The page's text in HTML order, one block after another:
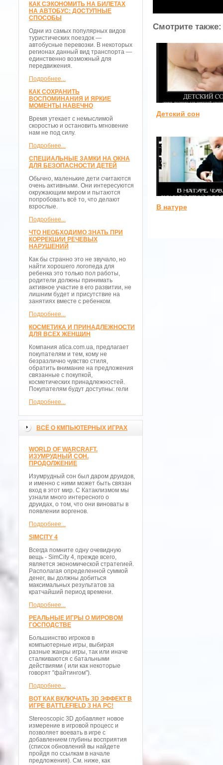
КАК СЭКОНОМИТЬ НА БИЛЕТАХ
НА АВТОБУС: ДОСТУПНЫЕ
СПОСОБЫ
Одни из самых популярных видов
туристических поездок —
автобусные перевозки. В некоторых
регионах данный вид транспорта —
единственно возможный для
передвижения.
Подробнее...
КАК СОХРАНИТЬ
ВОСПОМИНАНИЯ И ЯРКИЕ
МОМЕНТЫ НАВЕЧНО
Время утекает с немыслимой
скоростью и остановить мгновение
нам не под силу.
Подробнее...
СПЕЦИАЛЬНЫЕ ЗАМКИ НА ОКНА
ДЛЯ БЕЗОПАСНОСТИ ДЕТЕЙ
Обычно, маленькие дети считаются
очень активными. Они интересуются
окружающим миром и пытаются
попробовать всё то, что делают
взрослые.
Подробнее...
ЧТО НЕОБХОДИМО ЗНАТЬ ПРИ
КОРРЕКЦИИ РЕЧЕВЫХ
НАРУШЕНИЙ
Как бы странно это не звучало, но
найти хорошего логопеда для
ребенка это только пол работы,
родители должны принимать
активное участие в его развитии, не
лишним будет и присутствие на
занятиях вместе с ребенком.
Подробнее...
КОСМЕТИКА И ПРИНАДЛЕЖНОСТИ
ДЛЯ ВСЕХ ЖЕНЩИН
Компания atica.com.ua, предлагает
покупателям и тем, кому не
безразлично чувство стиля,
обратить внимание на предложения
связанные с покупкой,
косметических принадлежностей.
Покупателям будут доступны: гели
Подробнее...
ВСЁ О КМПЬЮТЕРНЫХ ИГРАХ
WORLD OF WARCRAFT.
ИЗУМРУДНЫЙ СОН.
ПРОДОЛЖЕНИЕ
Изумрудный сон был даром друидов,
и именно с ними может быть связан
вход в этот мир. С Катаклизмом мы
узнали много интересного о
друидах, о том, что они виноваты в
появлении воргенов.
Подробнее...
SIMCITY 4
Всегда помните одну очевидную
вещь - SimCity 4, прежде всего,
является экономической стратегией.
Располагая определенной суммой
денег, вы должны добиться
максимальных результатов за
кратчайший период времени.
Подробнее...
РЕАЛЬНЫЕ ИГРЫ О МИРОВОМ
ГОСПОДСТВЕ
Большинство игроков в
компьютерные игры, выбирая
разные жанры игры, так или иначе
сталкиваются с батальными
действиями ( или как некоторые
говорят "файтингом").
Подробнее...
ВОТ КАК ВКЛЮЧАТЬ 3D ЭФФЕКТ В
ИГРЕ BATTLEFIELD 3 НА PC!
Stereoscopic 3D добавляет новое
измерение в игровой процесс и
позволяет воевать в игре с
добавлением глубины восприятия
(список обновлений вы найдете
пройдя по ссылкам в начале
предложения). См. ниже, как
Смотрите также:
Детский сон
В натуре